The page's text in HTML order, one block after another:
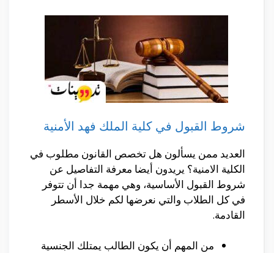
شروط القبول في كلية الملك فهد الأمنية
العديد ممن يسألون هل تخصص القانون مطلوب في
الكلية الامنية؟ يريدون أيضا معرفة التفاصيل عن
شروط القبول الأساسية، وهي مهمة جدا أن تتوفر
في كل الطلاب والتي نعرضها لكم خلال الأسطر
القادمة.
من المهم أن يكون الطالب يمتلك الجنسية